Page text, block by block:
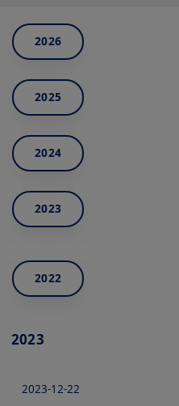
2026
2025
2024
2023
2022
2023
2023-12-22